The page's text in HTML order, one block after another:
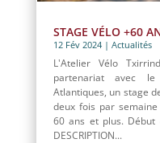
STAGE VÉLO +60
12 Fév 2024| Actualités
L'Atelier Vélo
partenariat avec le
Atlantiques, un stage
deux fois par
60 ans et plus.
DESCRIPTION...